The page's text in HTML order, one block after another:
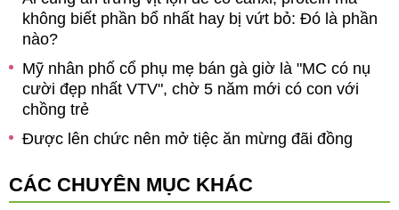
không biết phần bổ nhất hay bị vứt bỏ: Đó là phần
nào?
Mỹ nhân phố cổ phụ mẹ bán gà giờ là "MC có nụ
cười đẹp nhất VTV", chờ 5 năm mới có con với
chồng trẻ
Được lên chức nên mở tiệc ăn mừng đãi đồng
bên cạnh
CÁC CHUYÊN MỤC KHÁC